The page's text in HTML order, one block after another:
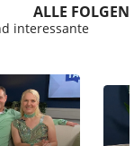
ALLE FOLGEN
interessante